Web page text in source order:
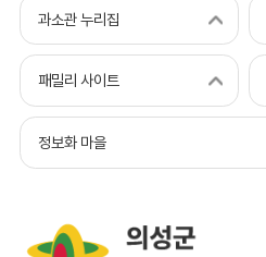
과소관 누리집
패밀리 사이트
정보화 마을